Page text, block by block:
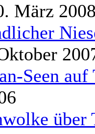
März
Seen auf
über